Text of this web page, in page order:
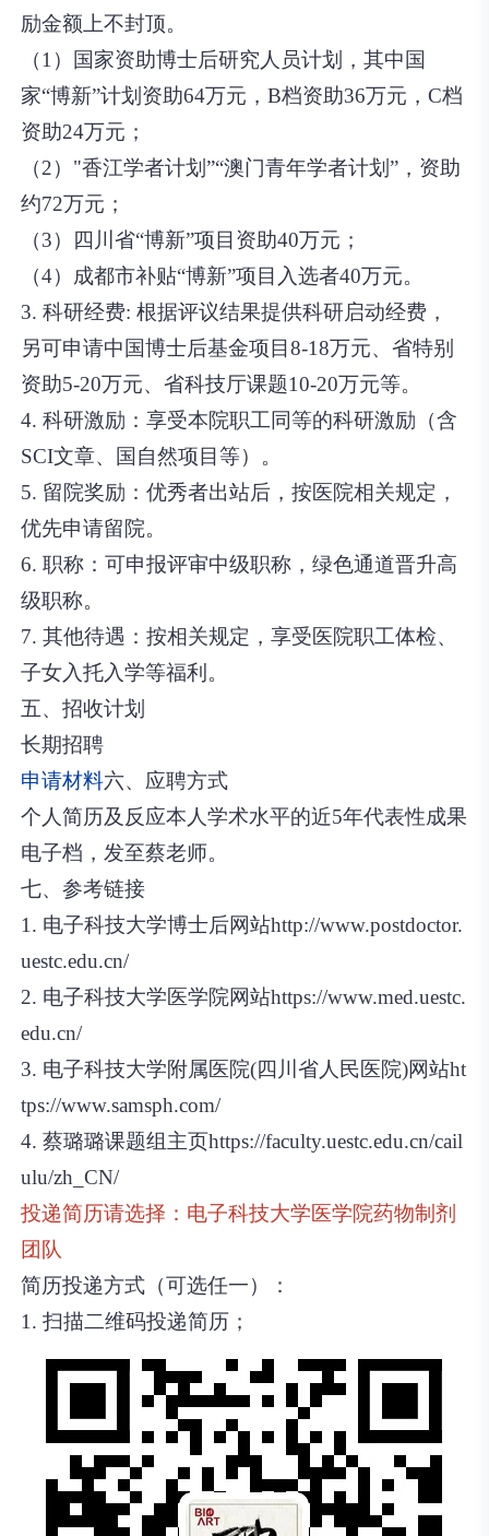
励金额上不封顶。
（1）国家资助博士后研究人员计划，其中国
家“博新”计划资助64万元，B档资助36万元，C档
资助24万元；
（2）"香江学者计划”“澳门青年学者计划”，资助
约72万元；
（3）四川省“博新”项目资助40万元；
（4）成都市补贴“博新”项目入选者40万元。
3. 科研经费: 根据评议结果提供科研启动经费，
另可申请中国博士后基金项目8-18万元、省特别
资助5-20万元、省科技厅课题10-20万元等。
4. 科研激励：享受本院职工同等的科研激励（含
SCI文章、国自然项目等）。
5. 留院奖励：优秀者出站后，按医院相关规定，
优先申请留院。
6. 职称：可申报评审中级职称，绿色通道晋升高
级职称。
7. 其他待遇：按相关规定，享受医院职工体检、
子女入托入学等福利。
五、招收计划
长期招聘
申请材料六、应聘方式
个人简历及反应本人学术水平的近5年代表性成果
电子档，发至蔡老师。
七、参考链接
1. 电子科技大学博士后网站http://www.postdoctor.
uestc.edu.cn/
2. 电子科技大学医学院网站https://www.med.uestc.
edu.cn/
3. 电子科技大学附属医院(四川省人民医院)网站ht
tps://www.samsph.com/
4. 蔡璐璐课题组主页https://faculty.uestc.edu.cn/cail
ulu/zh_CN/
投递简历请选择：电子科技大学医学院药物制剂
团队
简历投递方式（可选任一）：
1. 扫描二维码投递简历；